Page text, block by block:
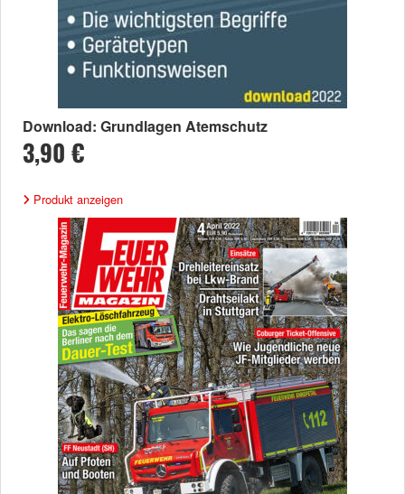
Download: Grundlagen Atemschutz
3,90 €
Produkt anzeigen